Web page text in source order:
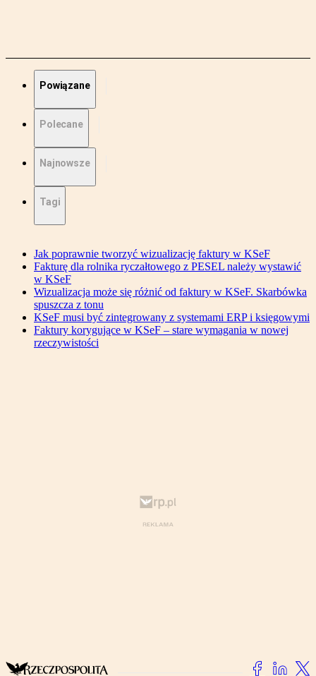
Powiązane
Polecane
Najnowsze
Tagi
Jak poprawnie tworzyć wizualizację faktury w KSeF
Fakturę dla rolnika ryczałtowego z PESEL należy wystawić
w KSeF
Wizualizacja może się różnić od faktury w KSeF. Skarbówka
spuszcza z tonu
KSeF musi być zintegrowany z systemami ERP i księgowymi
Faktury korygujące w KSeF – stare wymagania w nowej
rzeczywistości